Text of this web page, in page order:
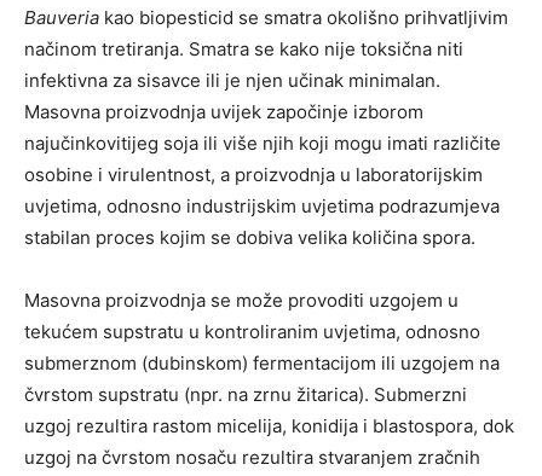
Bauveria kao biopesticid se smatra okolišno prihvatljivim
načinom tretiranja. Smatra se kako nije toksična niti
infektivna za sisavce ili je njen učinak minimalan.
Masovna proizvodnja uvijek započinje izborom
najučinkovitijeg soja ili više njih koji mogu imati različite
osobine i virulentnost, a proizvodnja u laboratorijskim
uvjetima, odnosno industrijskim uvjetima podrazumjeva
stabilan proces kojim se dobiva velika količina spora.
Masovna proizvodnja se može provoditi uzgojem u
tekućem supstratu u kontroliranim uvjetima, odnosno
submerznom (dubinskom) fermentacijom ili uzgojem na
čvrstom supstratu (npr. na zrnu žitarica). Submerzni
uzgoj rezultira rastom micelija, konidija i blastospora, dok
uzgoj na čvrstom nosaču rezultira stvaranjem zračnih